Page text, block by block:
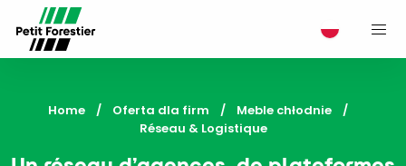
Home Oferta dla firm
Meble chłodnie
Current:
Réseau & Logistique